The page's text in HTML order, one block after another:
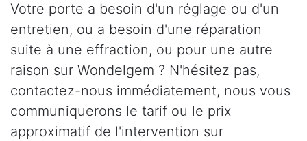
Votre porte a besoin d'un réglage ou d'un
entretien, ou a besoin d'une réparation
suite à une effraction, ou pour une autre
raison sur Wondelgem ? N'hésitez pas,
contactez-nous immédiatement, nous vous
communiquerons le tarif ou le prix
approximatif de l'intervention sur